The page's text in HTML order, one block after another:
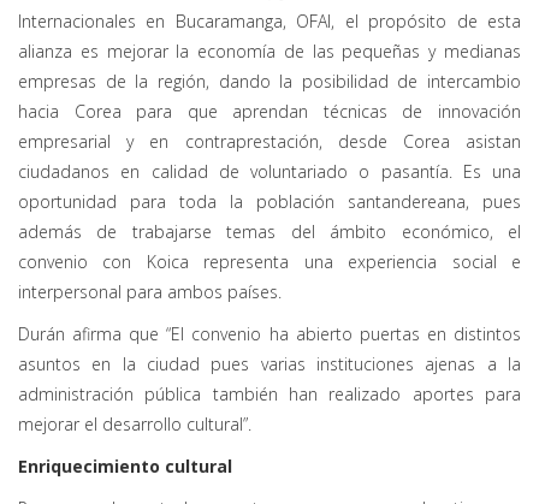
Internacionales en Bucaramanga, OFAI, el propósito de esta
alianza es mejorar la economía de las pequeñas y medianas
empresas de la región, dando la posibilidad de intercambio
hacia Corea para que aprendan técnicas de innovación
empresarial y en contraprestación, desde Corea asistan
ciudadanos en calidad de voluntariado o pasantía. Es una
oportunidad para toda la población santandereana, pues
además de trabajarse temas del ámbito económico, el
convenio con Koica representa una experiencia social e
interpersonal para ambos países.
Durán afirma que “El convenio ha abierto puertas en distintos
asuntos en la ciudad pues varias instituciones ajenas a la
administración pública también han realizado aportes para
mejorar el desarrollo cultural”.
Enriquecimiento cultural